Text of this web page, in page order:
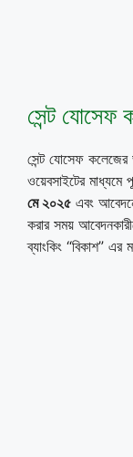
সেন্ট
সেন্ট যোসেফ
ওয়েবসাইটের
মে ২০২৫ এবং
করার সময়
ব্যাংকিং “বিকাশ”